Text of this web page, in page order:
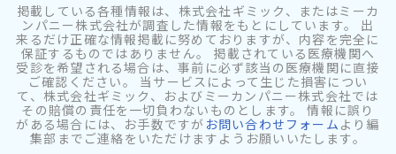
掲載している各種情報は、株式会社ギミック、またはミーカ
ンパニー株式会社が調査した情報をもとにしています。 出
来るだけ正確な情報掲載に努めておりますが、内容を完全に
保証するものではありません。 掲載されている医療機関へ
受診を希望される場合は、事前に必ず該当の医療機関に直接
ご確認ください。 当サービスによって生じた損害につい
て、株式会社ギミック、およびミーカンパニー株式会社では
その賠償の責任を一切負わないものとします。 情報に誤り
がある場合には、お手数ですが お問い合わせフォーム より編
集部までご連絡をいただけますようお願いいたします。